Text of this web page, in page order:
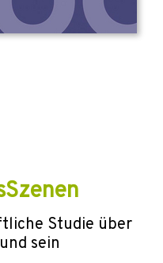
Studie über
sein